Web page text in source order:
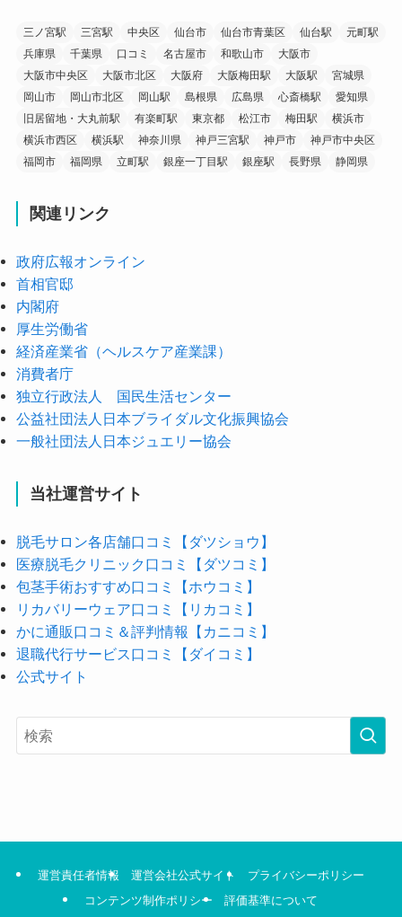
三ノ宮駅 三宮駅 中央区 仙台市 仙台市青葉区 仙台駅
元町駅
兵庫県
千葉県 口コミ 名古屋市 和歌山市
大阪市
大阪市中央区
大阪市北区 大阪府 大阪梅田駅 大阪駅
宮城県
岡山市
岡山市北区 岡山駅 島根県 広島県 心斎橋駅
愛知県
旧居留地・大丸前駅
有楽町駅 東京都 松江市 梅田駅
横浜市
横浜市西区
横浜駅 神奈川県 神戸三宮駅 神戸市
神戸市中央区
福岡市
福岡県 立町駅 銀座一丁目駅 銀座駅 長野県 静岡県
関連リンク
政府広報オンライン
首相官邸
内閣府
厚生労働省
経済産業省（ヘルスケア産業課）
消費者庁
独立行政法人 国民生活センター
公益社団法人日本ブライダル文化振興協会
一般社団法人日本ジュエリー協会
当社運営サイト
脱毛サロン各店舗口コミ【ダツショウ】
医療脱毛クリニック口コミ【ダツコミ】
包茎手術おすすめ口コミ【ホウコミ】
リカバリーウェア口コミ【リカコミ】
かに通販口コミ＆評判情報【カニコミ】
退職代行サービス口コミ【ダイコミ】
公式サイト
運営責任者情報 運営会社公式サイト
プライバシーポリシー
コンテンツ制作ポリシー
評価基準について